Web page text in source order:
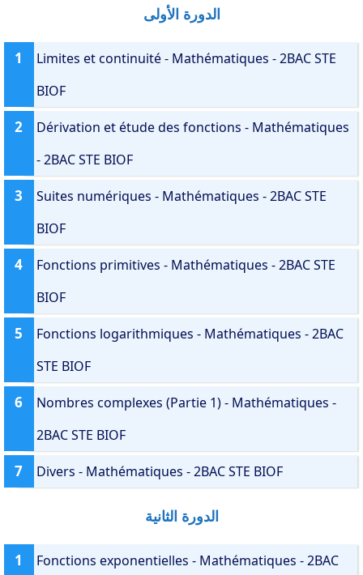
الدورة الأولى
1
Limites et continuité - Mathématiques - 2BAC STE
BIOF
2
Dérivation et étude des fonctions - Mathématiques
- 2BAC STE BIOF
3
Suites numériques - Mathématiques - 2BAC STE
BIOF
4
Fonctions primitives - Mathématiques - 2BAC STE
BIOF
5
Fonctions logarithmiques - Mathématiques - 2BAC
STE BIOF
6
Nombres complexes (Partie 1) - Mathématiques -
2BAC STE BIOF
7 Divers - Mathématiques - 2BAC STE BIOF
الدورة الثانية
1
Fonctions exponentielles - Mathématiques - 2BAC